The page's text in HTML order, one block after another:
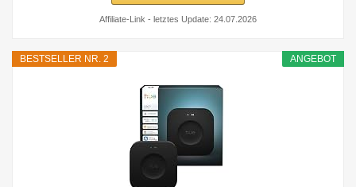
Affiliate-Link - letztes Update: 24.07.2026
ANGEBOT
BESTSELLER NR. 2